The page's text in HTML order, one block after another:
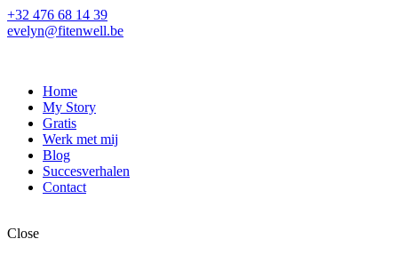
+32 476 68 14 39
evelyn@fitenwell.be
Home
My Story
Gratis
Werk met mij
Blog
Succesverhalen
Contact
Close